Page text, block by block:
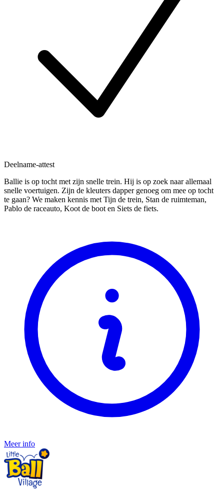
Deelname-attest
Ballie is op tocht met zijn snelle trein. Hij is op zoek naar allemaal
snelle voertuigen. Zijn de kleuters dapper genoeg om mee op tocht
te gaan? We maken kennis met Tijn de trein, Stan de ruimteman,
Pablo de raceauto, Koot de boot en Siets de fiets.
Meer info